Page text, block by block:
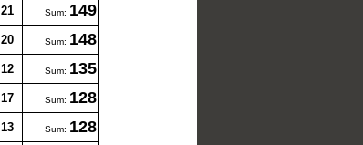
21 Sum: 149
20 Sum: 148
12 Sum: 135
17 Sum: 128
13 Sum: 128